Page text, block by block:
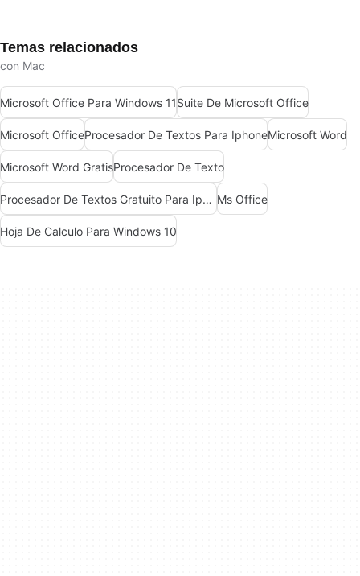
Temas relacionados
con Mac
Microsoft Office Para Windows 11Suite De Microsoft Office
Microsoft OfficeProcesador De Textos Para IphoneMicrosoft Word
Microsoft Word GratisProcesador De Texto
Procesador De Textos Gratuito Para Iphone Ms Office
Hoja De Calculo Para Windows 10